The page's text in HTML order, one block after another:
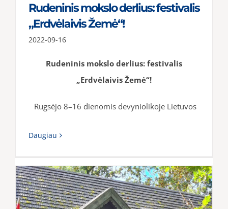
Rudeninis mokslo derlius: festivalis
„Erdvėlaivis Žemė“!
2022-09-16
Rudeninis mokslo derlius: festivalis
„Erdvėlaivis Žemė“!
Rugsėjo 8–16 dienomis devyniolikoje Lietuvos
Daugiau